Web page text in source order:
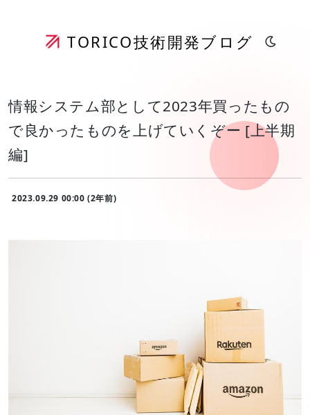
TORICO技術開発ブログ
情報システム部として2023年買ったもの
で良かったものを上げていくぞー [上半期
編]
2023.09.29 00:00 (2年前)